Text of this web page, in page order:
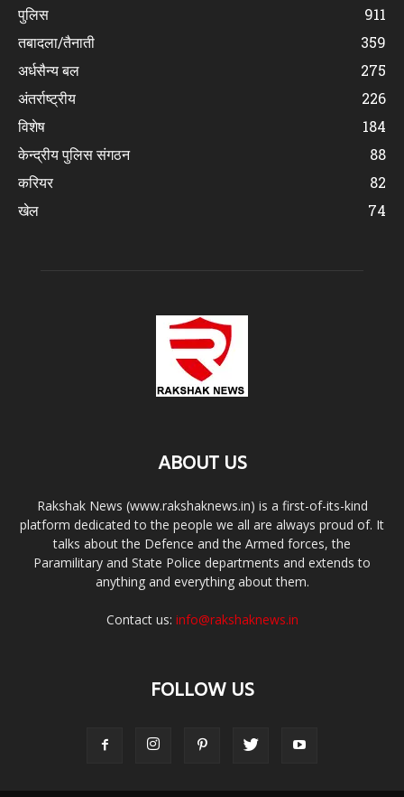
पुलिस
911
तबादला/तैनाती
359
अर्धसैन्य बल
275
अंतर्राष्ट्रीय
226
विशेष
184
केन्द्रीय पुलिस संगठन
88
करियर
82
खेल
74
ABOUT US
Rakshak News (www.rakshaknews.in) is a first-of-its-kind
platform dedicated to the people we all are always proud of. It
talks about the Defence and the Armed forces, the
Paramilitary and State Police departments and extends to
anything and everything about them.
Contact us: info@rakshaknews.in
FOLLOW US